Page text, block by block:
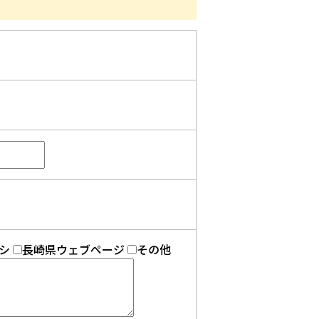
長崎県ウェブページ その他